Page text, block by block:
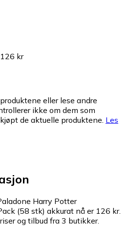
126 kr
eller lese andre
ikke om dem som
de aktuelle produktene. Les
Harry Potter
(58 stk) akkurat nå er 126 kr.
og tilbud fra 3 butikker.